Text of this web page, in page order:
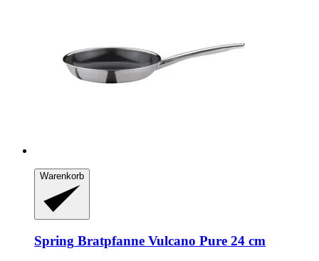
Warenkorb
Spring Bratpfanne Vulcano Pure 24 cm